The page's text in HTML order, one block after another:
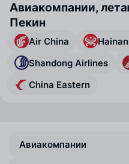
Авиакомпании,
Пекин
Air China
Shandong Airlines
China Eastern
Авиакомпании